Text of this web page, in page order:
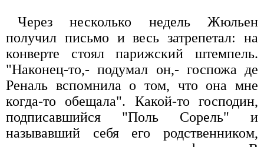
Через несколько недель Жюльен
получил письмо и весь затрепетал: на
конверте стоял парижский штемпель.
"Наконец-то,- подумал он,- госпожа де
Реналь вспомнила о том, что она мне
когда-то обещала". Какой-то господин,
подписавшийся "Поль Сорель" и
называвший себя его родственником,